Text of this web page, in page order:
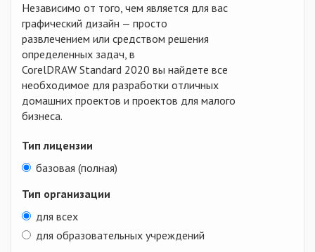
Независимо от того, чем является для вас
графический дизайн — просто
развлечением или средством решения
определенных задач, в
CorelDRAW Standard 2020 вы найдете все
необходимое для разработки отличных
домашних проектов и проектов для малого
бизнеса.
Тип лицензии
базовая (полная)
Тип организации
для всех
для образовательных учреждений